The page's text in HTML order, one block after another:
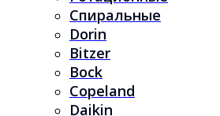
Спиральные
Dorin
Bitzer
Bock
Copeland
Daikin